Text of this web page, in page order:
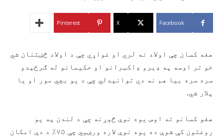
Facebook
X
Pinterest
هغه کسان چې اولاد نه لري او غواړي چې د اولاد څښتنان شي
خو تر اوسه په ډېرو ډاکټرانو او حکیمانو له ګرځېدو
سره سره بیا هم نه دي توانېدلي چې د یو بچي مور او یا
پلار شي.
هغو کسانو ته اوس یوه نوې څېړنه چې د لندن په یو
روغتون کې شوې ده یوه نوې لاره ورښیي چې ۷۵٪ د دې امکان